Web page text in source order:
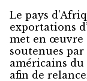
Le pays
exportations
met en œuvre
soutenues
américains
afin de